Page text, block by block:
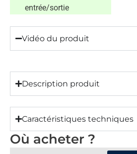
entrée/sortie
Vidéo du produit
Description produit
Caractéristiques techniques
Où acheter ?